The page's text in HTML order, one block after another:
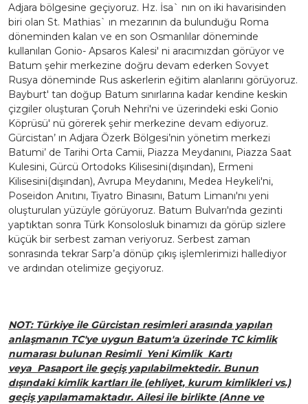
Adjara bölgesine geçiyoruz. Hz. İsa` nın on iki havarisinden
biri olan St. Mathias` ın mezarının da bulunduğu Roma
döneminden kalan ve en son Osmanlılar döneminde
kullanılan Gonio- Apsaros Kalesi' ni aracımızdan görüyor ve
Batum şehir merkezine doğru devam ederken Sovyet
Rusya döneminde Rus askerlerin eğitim alanlarını görüyoruz.
Bayburt' tan doğup Batum sınırlarına kadar kendine keskin
çizgiler oluşturan Çoruh Nehri'ni ve üzerindeki eski Gonio
Köprüsü' nü görerek şehir merkezine devam ediyoruz.
Gürcistan’ ın Adjara Özerk Bölgesi’nin yönetim merkezi
Batumi’ de Tarihi Orta Camii, Piazza Meydanını, Piazza Saat
Kulesini, Gürcü Ortodoks Kilisesini(dışından), Ermeni
Kilisesini(dışından), Avrupa Meydanını, Medea Heykeli'ni,
Poseidon Anıtını, Tiyatro Binasını, Batum Limanı'nı yeni
oluşturulan yüzüyle görüyoruz. Batum Bulvarı'nda gezinti
yaptıktan sonra Türk Konsolosluk binamızı da görüp sizlere
küçük bir serbest zaman veriyoruz. Serbest zaman
sonrasında tekrar Sarp’a dönüp çıkış işlemlerimizi hallediyor
ve ardından otelimize geçiyoruz.
NOT: Türkiye ile Gürcistan resimleri arasında yapılan
anlaşmanın TC'ye uygun Batum'a üzerinde TC kimlik
numarası bulunan Resimli Yeni Kimlik Kartı
veya Pasaport ile geçiş yapılabilmektedir. Bunun
dışındaki kimlik kartları ile (ehliyet, kurum kimlikleri vs.)
geçiş yapılamamaktadır. Ailesi ile birlikte (Anne ve